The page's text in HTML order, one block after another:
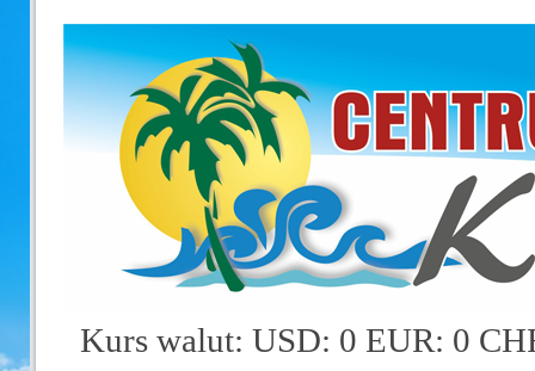
Kurs walut: USD: 0 EUR: 0